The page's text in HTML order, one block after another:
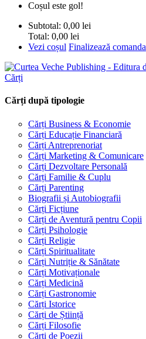
Coșul este gol!
Subtotal: 0,00 lei
Total: 0,00 lei
Vezi coșul Finalizează comanda
Cărți
Cărți după tipologie
Cărți Business & Economie
Cărți Educație Financiară
Cărți Antreprenoriat
Cărți Marketing & Comunicare
Cărți Dezvoltare Personală
Cărți Familie & Cuplu
Cărți Parenting
Biografii și Autobiografii
Cărți Ficțiune
Cărți de Aventură pentru Copii
Cărți Psihologie
Cărți Religie
Cărți Spiritualitate
Cărți Nutriție & Sănătate
Cărți Motivaționale
Cărți Medicină
Cărți Gastronomie
Cărți Istorice
Cărți de Știință
Cărți Filosofie
Cărți de Poezii